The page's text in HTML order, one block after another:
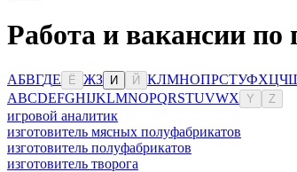
Работа и вакансии по
АБВГДЕ Ё ЖЗ И Й КЛМНОПРСТУФХЦЧ
ABCDEFGHIJKLMNOPQRSTUVWX Y Z
игровой аналитик
изготовитель мясных полуфабрикатов
изготовитель полуфабрикатов
изготовитель творога